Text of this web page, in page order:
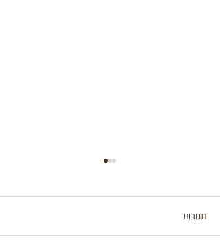
תגובות